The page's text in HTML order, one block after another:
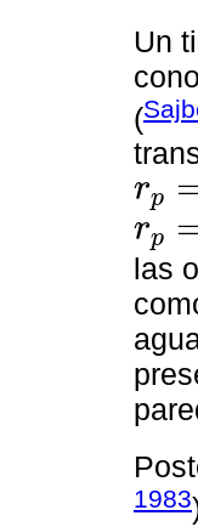
Un
(
rp
rp =0,82
rp
rp =0,72
las
1983